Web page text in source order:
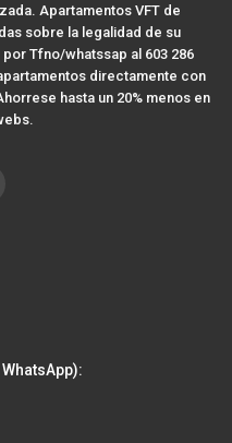
Apartamentos VFT de
sobre la legalidad de su
Tfno/whatssap al 603 286
directamente con
hasta un 20% menos en